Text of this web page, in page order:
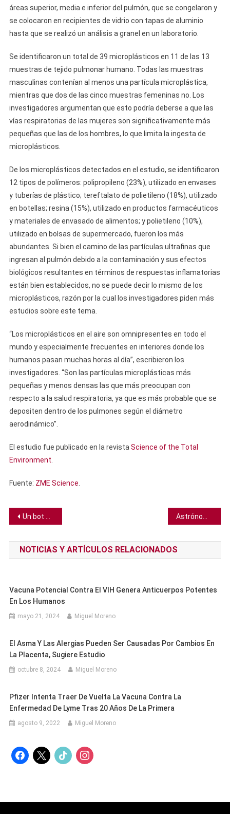
áreas superior, media e inferior del pulmón, que se congelaron y
se colocaron en recipientes de vidrio con tapas de aluminio
hasta que se realizó un análisis a granel en un laboratorio.
Se identificaron un total de 39 microplásticos en 11 de las 13
muestras de tejido pulmonar humano. Todas las muestras
masculinas contenían al menos una partícula microplástica,
mientras que dos de las cinco muestras femeninas no. Los
investigadores argumentan que esto podría deberse a que las
vías respiratorias de las mujeres son significativamente más
pequeñas que las de los hombres, lo que limita la ingesta de
microplásticos.
De los microplásticos detectados en el estudio, se identificaron
12 tipos de polímeros: polipropileno (23%), utilizado en envases
y tuberías de plástico; tereftalato de polietileno (18%), utilizado
en botellas; resina (15%), utilizado en productos farmacéuticos
y materiales de envasado de alimentos; y polietileno (10%),
utilizado en bolsas de supermercado, fueron los más
abundantes. Si bien el camino de las partículas ultrafinas que
ingresan al pulmón debido a la contaminación y sus efectos
biológicos resultantes en términos de respuestas inflamatorias
están bien establecidos, no se puede decir lo mismo de los
microplásticos, razón por la cual los investigadores piden más
estudios sobre este tema.
“Los microplásticos en el aire son omnipresentes en todo el
mundo y especialmente frecuentes en interiores donde los
humanos pasan muchas horas al día”, escribieron los
investigadores. “Son las partículas microplásticas más
pequeñas y menos densas las que más preocupan con
respecto a la salud respiratoria, ya que es más probable que se
depositen dentro de los pulmones según el diámetro
aerodinámico”.
El estudio fue publicado en la revista Science of the Total
Environment
Fuente: ZME Science
Navegación
de
entradas
Un bot puede detectar usuarios deprimidos en Twitter 9 de cada 10 casos
NOTICIAS Y ARTÍCULOS RELACIONADOS
Vacuna Potencial Contra El VIH Genera Anticuerpos Potentes
En Los Humanos
mayo 21, 2024 Miguel Moreno
El Asma Y Las Alergias Pueden Ser Causadas Por Cambios En
La Placenta, Sugiere Estudio
octubre 8, 2024 Miguel Moreno
Pfizer Intenta Traer De Vuelta La Vacuna Contra La
Enfermedad De Lyme Tras 20 Años De La Primera
agosto 9, 2022 Miguel Moreno
facebook
x tiktok instagram